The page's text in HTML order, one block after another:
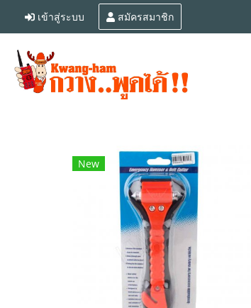
เข้าสู่ระบบ สมัครสมาชิก
New